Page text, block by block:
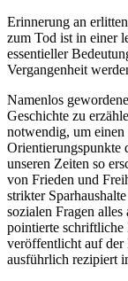
Erinnerung an
zum Tod ist in einer
essentieller
Vergangenheit
Namenlos
Geschichte zu
notwendig, um einen
Orientierungspunkte
unseren Zeiten so
von Frieden und
strikter
sozialen Fragen
pointierte
veröffentlicht auf der
ausführlich rezipiert